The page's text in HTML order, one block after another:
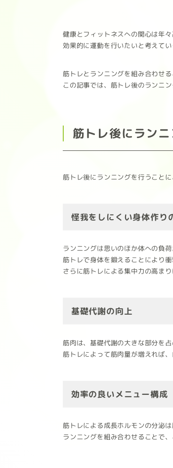
健康とフィットネスへの関心は年々
効果的に運動を行いたいと考えて
筋トレとランニングを組み合わせ
この記事では、筋トレ後のランニ
筋トレ後にラン
筋トレ後にランニングを行うこと
怪我をしにくい身体作り
ランニングは思いのほか体への負荷
筋トレで身体を鍛えることにより
さらに筋トレによる集中力の高ま
基礎代謝の向上
筋肉は、基礎代謝の大きな部分を占
筋トレによって筋肉量が増えれば
効率の良いメニュー構成
筋トレによる成長ホルモンの分泌は
ランニングを組み合わせることで